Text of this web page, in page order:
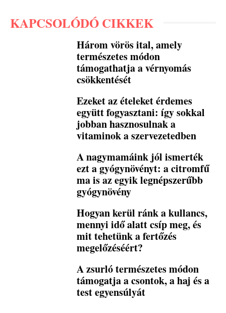
KAPCSOLÓDÓ CIKKEK
Három vörös ital, amely
természetes módon
támogathatja a vérnyomás
csökkentését
Ezeket az ételeket érdemes
együtt fogyasztani: így sokkal
jobban hasznosulnak a
vitaminok a szervezetedben
A nagymamáink jól ismerték
ezt a gyógynövényt: a citromfű
ma is az egyik legnépszerűbb
gyógynövény
Hogyan kerül ránk a kullancs,
mennyi idő alatt csíp meg, és
mit tehetünk a fertőzés
megelőzéséért?
A zsurló természetes módon
támogatja a csontok, a haj és a
test egyensúlyát